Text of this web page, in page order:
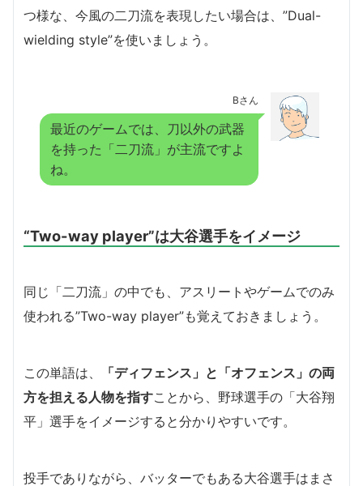
つ様な、今風の二刀流を表現したい場合は、”Dual-
wielding style”を使いましょう。
Bさん
最近のゲームでは、刀以外の武器
を持った「二刀流」が主流ですよ
ね。
“Two-way player”は大谷選手をイメージ
同じ「二刀流」の中でも、アスリートやゲームでのみ
使われる”Two-way player”も覚えておきましょう。
この単語は、
「ディフェンス」と「オフェンス」の両
方を担える人物を指すことから、野球選手の「大谷翔
平」選手をイメージすると分かりやすいです。
投手でありながら、バッターでもある大谷選手はまさ